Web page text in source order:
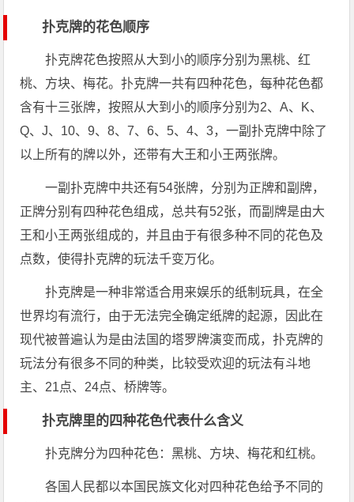
扑克牌的花色顺序
扑克牌花色按照从大到小的顺序分别为黑桃、红
桃、方块、梅花。扑克牌一共有四种花色，每种花色都
含有十三张牌，按照从大到小的顺序分别为2、A、K、
Q、J、10、9、8、7、6、5、4、3，一副扑克牌中除了
以上所有的牌以外，还带有大王和小王两张牌。
一副扑克牌中共还有54张牌，分别为正牌和副牌，
正牌分别有四种花色组成，总共有52张，而副牌是由大
王和小王两张组成的，并且由于有很多种不同的花色及
点数，使得扑克牌的玩法千变万化。
扑克牌是一种非常适合用来娱乐的纸制玩具，在全
世界均有流行，由于无法完全确定纸牌的起源，因此在
现代被普遍认为是由法国的塔罗牌演变而成，扑克牌的
玩法分有很多不同的种类，比较受欢迎的玩法有斗地
主、21点、24点、桥牌等。
扑克牌里的四种花色代表什么含义
扑克牌分为四种花色：黑桃、方块、梅花和红桃。
各国人民都以本国民族文化对四种花色给予不同的